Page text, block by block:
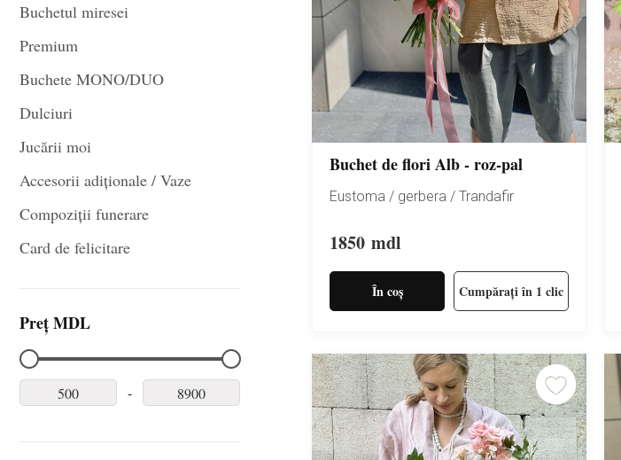
Buchetul miresei
Premium
Buchete MONO/DUO
Dulciuri
Jucării moi
Accesorii adiționale / Vaze
Compoziții funerare
Card de felicitare
Preț MDL
-
Buchet de flori Alb - roz-pal
Eustoma / gerbera / Trandafir
1850 mdl
În coș Cumpărați în 1 clic